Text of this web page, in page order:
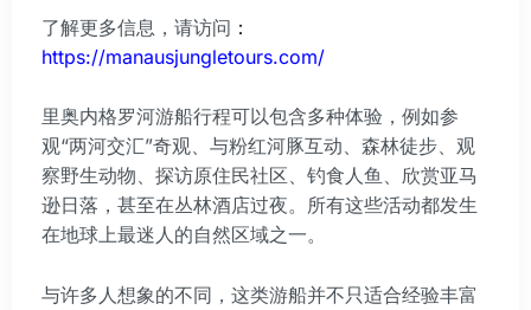
了解更多信息，请访问 ：
https://manausjungletours.com/
里奥内格罗河游船行程可以包含多种体验，例如参
观“两河交汇”奇观、与粉红河豚互动、森林徒步、观
察野生动物、探访原住民社区、钓食人鱼、欣赏亚马
逊日落，甚至在丛林酒店过夜。所有这些活动都发生
在地球上最迷人的自然区域之一。
与许多人想象的不同，这类游船并不只适合经验丰富